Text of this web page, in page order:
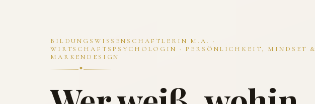
BILDUNGSWISSENSCHAFTLERIN M.A. ·
WIRTSCHAFTSPSYCHOLOGIN · PERSÖNLICHKEIT, MINDSET &
MARKENDESIGN